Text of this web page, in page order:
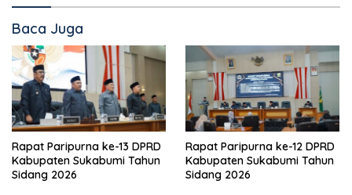
Baca Juga
Rapat Paripurna ke-13 DPRD
Kabupaten Sukabumi Tahun
Sidang 2026
Rapat Paripurna ke-12 DPRD
Kabupaten Sukabumi Tahun
Sidang 2026